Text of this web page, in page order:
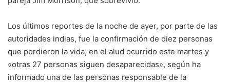
Los últimos reportes de la noche de ayer, por parte de las
autoridades indias, fue la confirmación de diez personas
que perdieron la vida, en el alud ocurrido este martes y
«otras 27 personas siguen desaparecidas», según ha
informado una de las personas responsable de la